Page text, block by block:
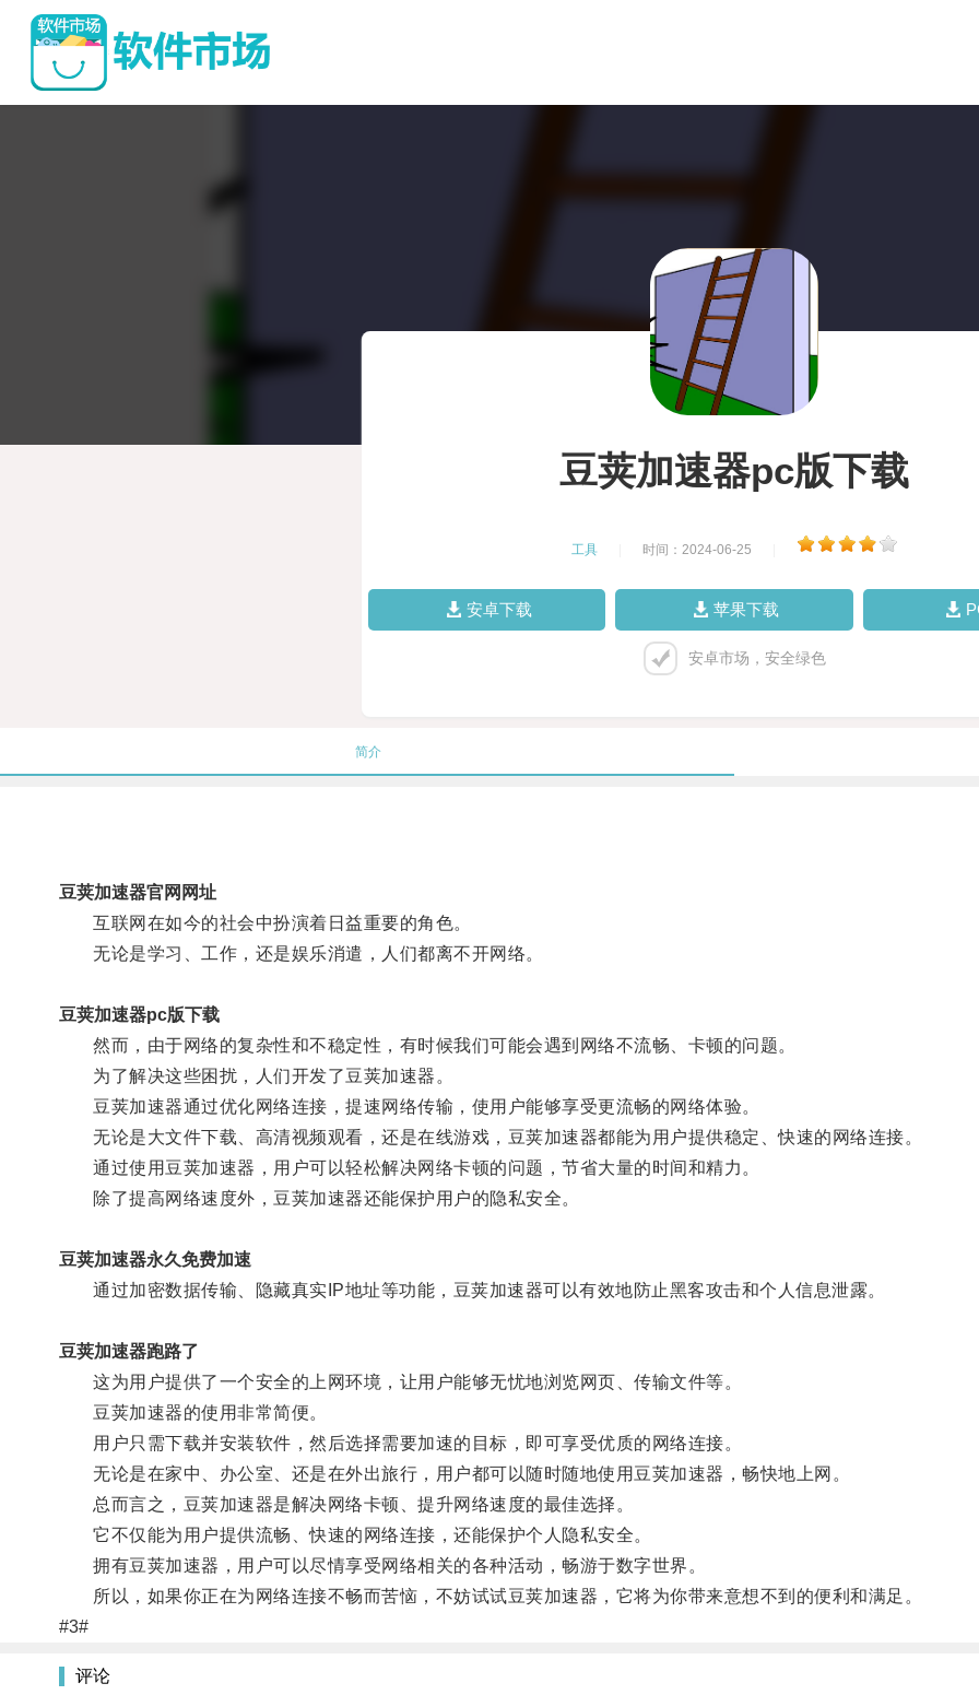
豆荚加速器pc版下载
工具 时间：2024-06-25
安卓下载 苹果下载
安卓市场，安全绿色
简介
豆荚加速器官网网址
互联网在如今的社会中扮演着日益重要的角色。
无论是学习、工作，还是娱乐消遣，人们都离不开网络。
豆荚加速器pc版下载
然而，由于网络的复杂性和不稳定性，有时候我们可能会遇到网络不流畅、卡顿的问题。
为了解决这些困扰，人们开发了豆荚加速器。
豆荚加速器通过优化网络连接，提速网络传输，使用户能够享受更流畅的网络体验。
无论是大文件下载、高清视频观看，还是在线游戏，豆荚加速器都能为用户提供稳定、快速的网络连接。
通过使用豆荚加速器，用户可以轻松解决网络卡顿的问题，节省大量的时间和精力。
除了提高网络速度外，豆荚加速器还能保护用户的隐私安全。
豆荚加速器永久免费加速
通过加密数据传输、隐藏真实IP地址等功能，豆荚加速器可以有效地防止黑客攻击和个人信息泄露。
豆荚加速器跑路了
这为用户提供了一个安全的上网环境，让用户能够无忧地浏览网页、传输文件等。
豆荚加速器的使用非常简便。
用户只需下载并安装软件，然后选择需要加速的目标，即可享受优质的网络连接。
无论是在家中、办公室、还是在外出旅行，用户都可以随时随地使用豆荚加速器，畅快地上网。
总而言之，豆荚加速器是解决网络卡顿、提升网络速度的最佳选择。
它不仅能为用户提供流畅、快速的网络连接，还能保护个人隐私安全。
拥有豆荚加速器，用户可以尽情享受网络相关的各种活动，畅游于数字世界。
所以，如果你正在为网络连接不畅而苦恼，不妨试试豆荚加速器，它将为你带来意想不到的便利和满足。
#3#
评论